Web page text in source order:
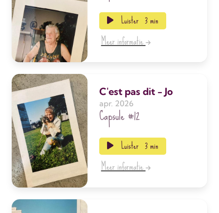
Luister 3 min
Meer informatie
C'est pas dit - Jo
apr. 2026
Capsule#12
Luister 3 min
Meer informatie